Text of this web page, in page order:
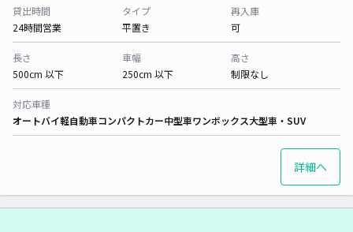
貸出時間
24時間営業
タイプ
平置き
再入庫
可
長さ
500cm 以下
車幅
250cm 以下
高さ
制限なし
対応車種
オートバイ軽自動車コンパクトカー中型車ワンボックス大型車・SUV
詳細へ